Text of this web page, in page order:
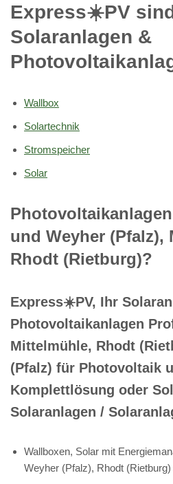
Express☀️PV️
Solaranlagen &
Wallbox
Solartechnik
Stromspeicher
Solar
und Weyher (Pfalz),
Rhodt (Rietburg)?
Express☀️PV️, Ihr
Photovoltaikanlagen
Mittelmühle, Rhodt
(Pfalz) für Photovoltaik
Komplettlösung oder
Solaranlagen /
Wallboxen, Solar mit
Weyher (Pfalz), Rhodt